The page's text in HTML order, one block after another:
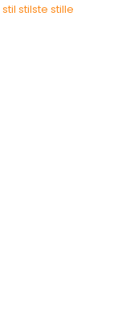
stil stilste stille